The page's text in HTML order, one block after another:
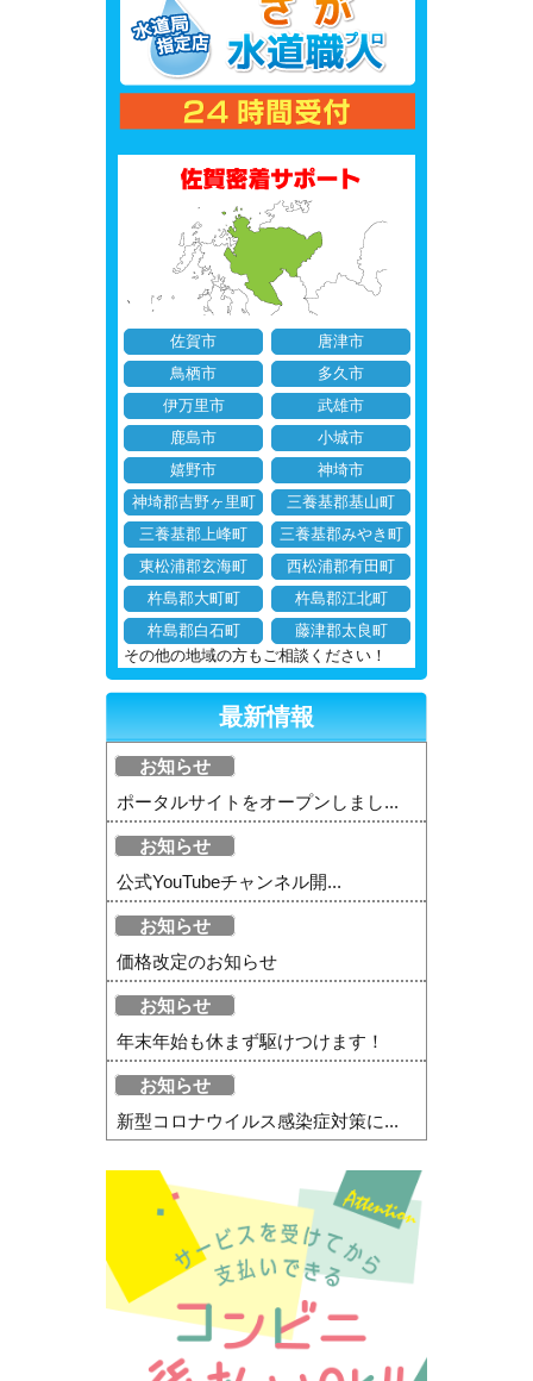
佐賀市
唐津市
鳥栖市
多久市
伊万里市
武雄市
鹿島市
小城市
嬉野市
神埼市
神埼郡吉野ヶ里町
三養基郡基山町
三養基郡上峰町
三養基郡みやき町
東松浦郡玄海町
西松浦郡有田町
杵島郡大町町
杵島郡江北町
杵島郡白石町
藤津郡太良町
その他の地域の方もご相談ください！
最新情報
お知らせ
ポータルサイトをオープンしまし...
お知らせ
公式YouTubeチャンネル開...
お知らせ
価格改定のお知らせ
お知らせ
年末年始も休まず駆けつけます！
お知らせ
新型コロナウイルス感染症対策に...